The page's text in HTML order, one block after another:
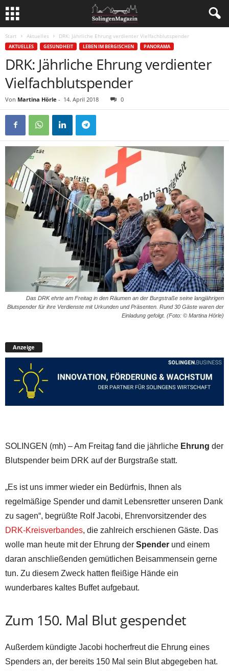
Start Aktuelles DRK: Jährliche Ehrung verdienter Vielfachblutspender
AKTUELLES GESUNDHEIT LEBEN IM BERGISCHEN PANORAMA
DRK: Jährliche Ehrung verdienter
Vielfachblutspender
Von Martina Hörle - 14. April 2018 0
Das DRK ehrte am Freitag in den Räumen an der Burgstraße seine langjährigen
Blutspender für ihre Verdienste mit Urkunden und Präsenten. Rund 30 Gäste waren der
Einladung gefolgt. (Foto: © Martina Hörle)
Anzeige
SOLINGEN (mh) – Am Freitag fand die jährliche Ehrung der
Blutspender beim DRK auf der Burgstraße statt.
„Es ist uns immer wieder ein Bedürfnis, Ihnen als
regelmäßige Spender und damit Lebensretter unseren Dank
zu sagen“, begrüßte Rolf Jacobi, Ehrenvorsitzender des
DRK-Kreisverbandes, die zahlreich erschienen Gäste. Das
wolle man heute mit der Ehrung der Spender und einem
daran anschließenden gemütlichen Beisammensein gerne
tun. Zu diesem Zweck hatten fleißige Hände ein
wunderbares kaltes Buffet aufgebaut.
Zum 150. Mal Blut gespendet
Außerdem kündigte Jacobi hocherfreut die Ehrung eines
Spenders an, der bereits 150 Mal sein Blut abgegeben hat.